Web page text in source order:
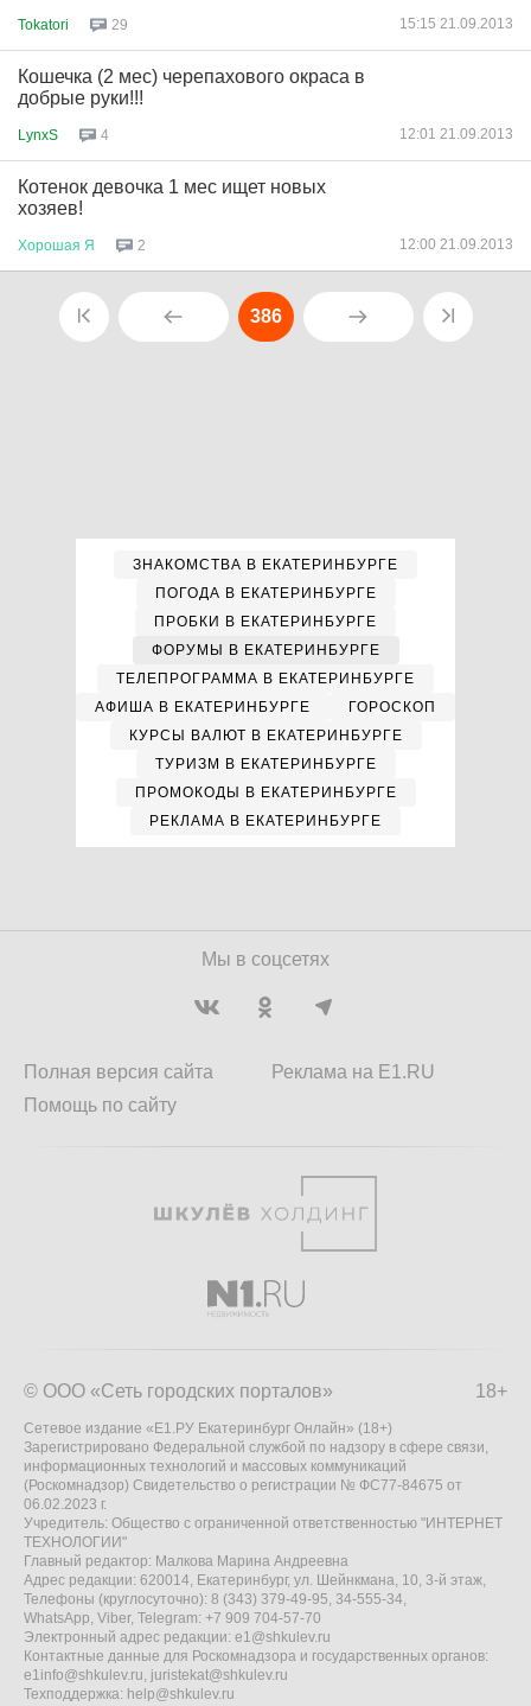
Tokatori 29 15:15 21.09.2013
Кошечка (2 мес) черепахового окраса в
добрые руки!!!
LynxS 4 12:01 21.09.2013
Котенок девочка 1 мес ищет новых
хозяев!
Хорошая Я 2 12:00 21.09.2013
386
ЗНАКОМСТВА В ЕКАТЕРИНБУРГЕ
ПОГОДА В ЕКАТЕРИНБУРГЕ
ПРОБКИ В ЕКАТЕРИНБУРГЕ
ФОРУМЫ В ЕКАТЕРИНБУРГЕ
ТЕЛЕПРОГРАММА В ЕКАТЕРИНБУРГЕ
АФИША В ЕКАТЕРИНБУРГЕ
ГОРОСКОП
КУРСЫ ВАЛЮТ В ЕКАТЕРИНБУРГЕ
ТУРИЗМ В ЕКАТЕРИНБУРГЕ
ПРОМОКОДЫ В ЕКАТЕРИНБУРГЕ
РЕКЛАМА В ЕКАТЕРИНБУРГЕ
Мы в соцсетях
Полная версия сайта
Помощь по сайту
Реклама на E1.RU
18+
© ООО «Сеть городских порталов»
Сетевое издание «Е1.РУ Екатеринбург Онлайн» (18+)
Зарегистрировано Федеральной службой по надзору в сфере связи,
информационных технологий и массовых коммуникаций
(Роскомнадзор) Свидетельство о регистрации № ФС77-84675 от
06.02.2023 г.
Учредитель: Общество с ограниченной ответственностью "ИНТЕРНЕТ
ТЕХНОЛОГИИ"
Главный редактор: Малкова Марина Андреевна
Адрес редакции: 620014, Екатеринбург, ул. Шейнкмана, 10, 3-й этаж,
Телефоны (круглосуточно): 8 (343) 379-49-95, 34-555-34,
WhatsApp, Viber, Telegram: +7 909 704-57-70
Электронный адрес редакции: e1@shkulev.ru
Контактные данные для Роскомнадзора и государственных органов:
e1info@shkulev.ru, juristekat@shkulev.ru
Техподдержка: help@shkulev.ru